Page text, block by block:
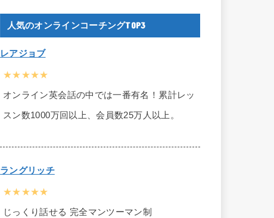
人気のオンラインコーチングTOP3
レアジョブ
★★★★★
オンライン英会話の中では一番有名！累計レッ
スン数1000万回以上、会員数25万人以上。
ラングリッチ
★★★★★
じっくり話せる 完全マンツーマン制